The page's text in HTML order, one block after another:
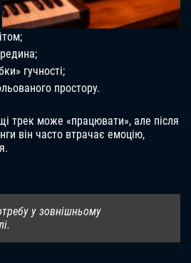
гучності;
простору.
трек може «працювати», але після
він часто втрачає емоцію,
у зовнішньому